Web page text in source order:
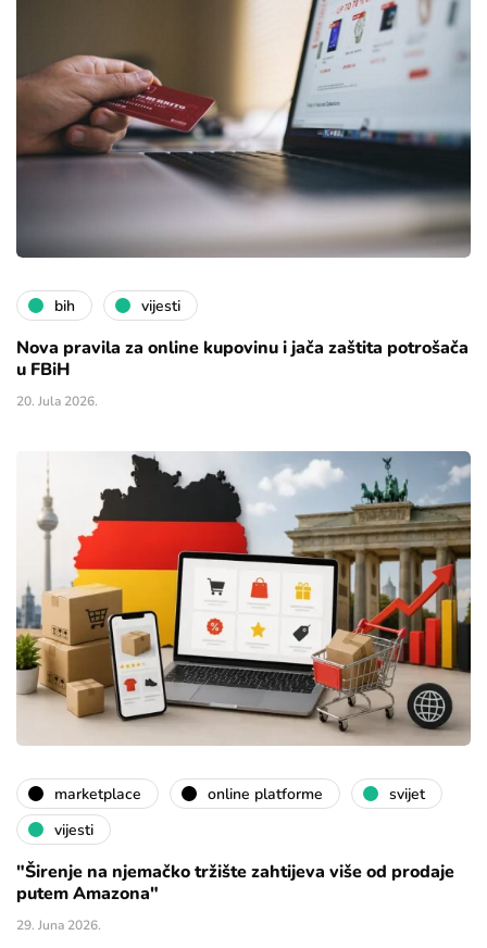
bih vijesti
Nova pravila za online kupovinu i jača zaštita potrošača
u FBiH
20. Jula 2026.
marketplace online platforme
svijet
vijesti
"Širenje na njemačko tržište zahtijeva više od prodaje
putem Amazona"
29. Juna 2026.